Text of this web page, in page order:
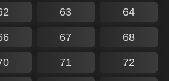
63 64
67 68
71 72